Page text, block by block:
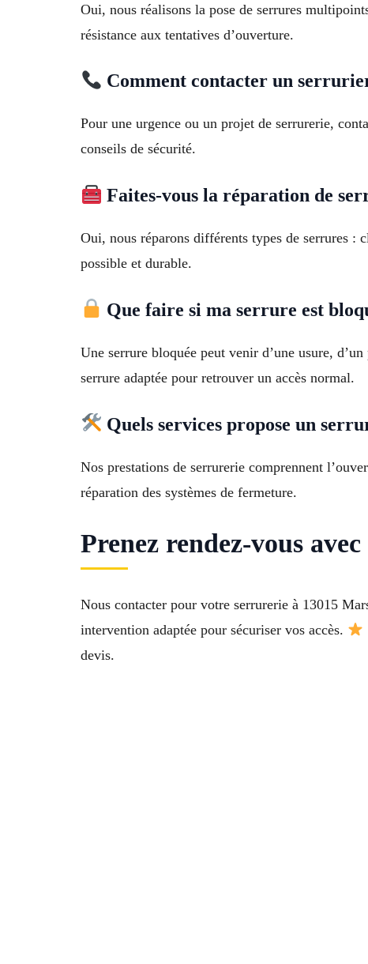
Oui, nous réalisons la pose de serrures
résistance aux tentatives d’ouverture.
Comment contacter un
Pour une urgence ou un projet de serrurerie,
conseils de sécurité.
Faites-vous la réparation de
Oui, nous réparons différents types de serrures :
possible et durable.
Que faire si ma serrure est
Une serrure bloquée peut venir d’une usure,
serrure adaptée pour retrouver un accès normal.
Quels services propose un
Nos prestations de serrurerie comprennent
réparation des systèmes de fermeture.
Prenez rendez-vous
Nous contacter pour votre serrurerie à 13015
intervention adaptée pour sécuriser vos accès.
devis.